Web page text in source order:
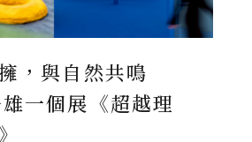
，與自然共鳴
一個展《超越理